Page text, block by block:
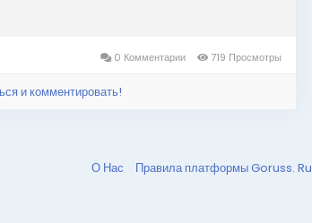
0 Комментарии 719 Просмотры
и комментировать!
О Нас Правила платформы Goruss. Ru